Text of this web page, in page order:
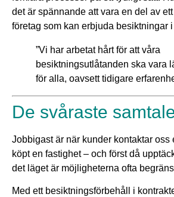
det är spännande att vara en del av
företag som kan erbjuda besiktningar
”Vi har arbetat hårt för att våra
besiktningsutlåtanden ska vara
för alla, oavsett tidigare
De svåraste
Jobbigast är när kunder kontaktar oss
köpt en fastighet – och först då
det läget är möjligheterna ofta
Med ett besiktningsförbehåll
i